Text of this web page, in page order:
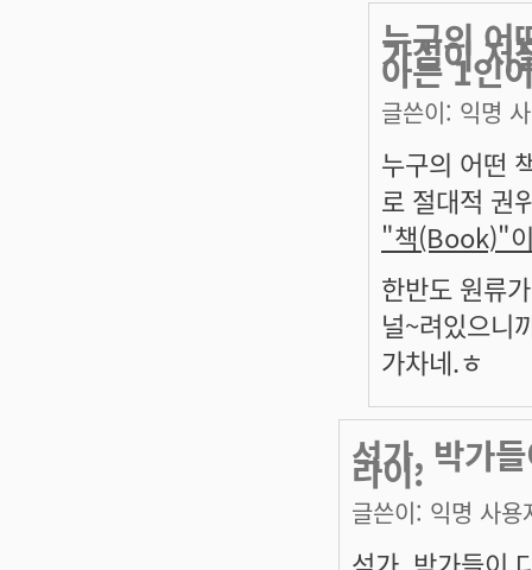
누구의 어
가설이 저
아는 1인
글쓴이: 익명
누구의 어떤
로 절대적 권
"책(Book)"
한반도 원류
널~려있으니
가차네.ㅎ
석가, 박가
라이.
글쓴이: 익명 사용